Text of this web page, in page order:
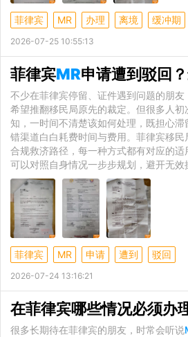
菲律宾 MR 办理 离境 缓冲期
2026-07-25 10:55:13
菲律宾MR申请遭到驳回？最全补救
不少在菲律宾停留、证件遇到问题的朋友
希望推翻移民局原先的裁定。但很多人初
知，一时间不清楚该如何处理，既担心
错渠道白白耗费时间与费用。菲律宾移
合规救济路径，每一种方式都有对应的
可以对照自身情况一步步规划，避开无效
菲律宾 MR 申请 遭到 驳回
2026-07-24 13:16:21
在菲律宾哪些情况必须办
很多长期待在菲律宾的朋友，时常会听说